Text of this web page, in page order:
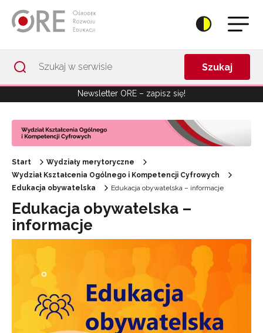
Szukaj
Newsletter ORE – zapisz się!
Start
Wydziały merytoryczne
Wydział Kształcenia Ogólnego i Kompetencji Cyfrowych
Edukacja obywatelska
Edukacja obywatelska – informacje
Edukacja obywatelska –
informacje